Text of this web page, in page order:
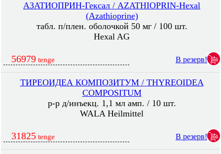
АЗАТИОПРИН-Гексал / AZATHIOPRIN-Hexal
(Azathioprine)
табл. п/плен. оболочкой 50 мг / 100 шт.
Hexal AG
56979 tenge В резерв!
ТИРЕОИДЕА КОМПОЗИТУМ / THYREOIDEA
COMPOSITUM
р-р д/инъекц. 1,1 мл амп. / 10 шт.
WALA Heilmittel
31825 tenge В резерв!